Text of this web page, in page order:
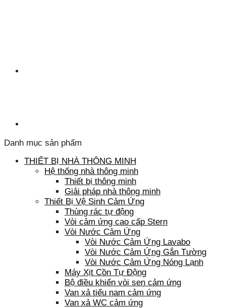
Danh mục sản phẩm
THIẾT BỊ NHÀ THÔNG MINH
Hệ thống nhà thông minh
Thiết bị thông minh
Giải pháp nhà thông minh
Thiết Bị Vệ Sinh Cảm Ứng
Thùng rác tự động
Vòi cảm ứng cao cấp Stern
Vòi Nước Cảm Ứng
Vòi Nước Cảm Ứng Lavabo
Vòi Nước Cảm Ứng Gắn Tường
Vòi Nước Cảm Ứng Nóng Lạnh
Máy Xịt Cồn Tự Động
Bộ điều khiển vòi sen cảm ứng
Van xả tiểu nam cảm ứng
Van xả WC cảm ứng